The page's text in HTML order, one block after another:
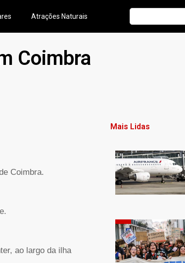
Atrações Naturais
Coimbra
Coimbra.
ao largo da ilha
Mais Lidas